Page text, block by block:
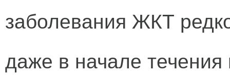
заболевания ЖКТ
даже в начале